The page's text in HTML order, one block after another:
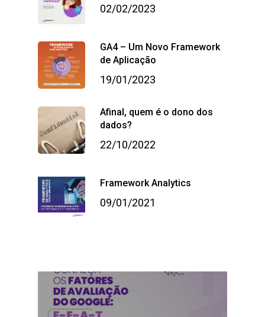
02/02/2023
GA4 – Um Novo Framework
de Aplicação
19/01/2023
Afinal, quem é o dono dos
dados?
22/10/2022
Framework Analytics
09/01/2021